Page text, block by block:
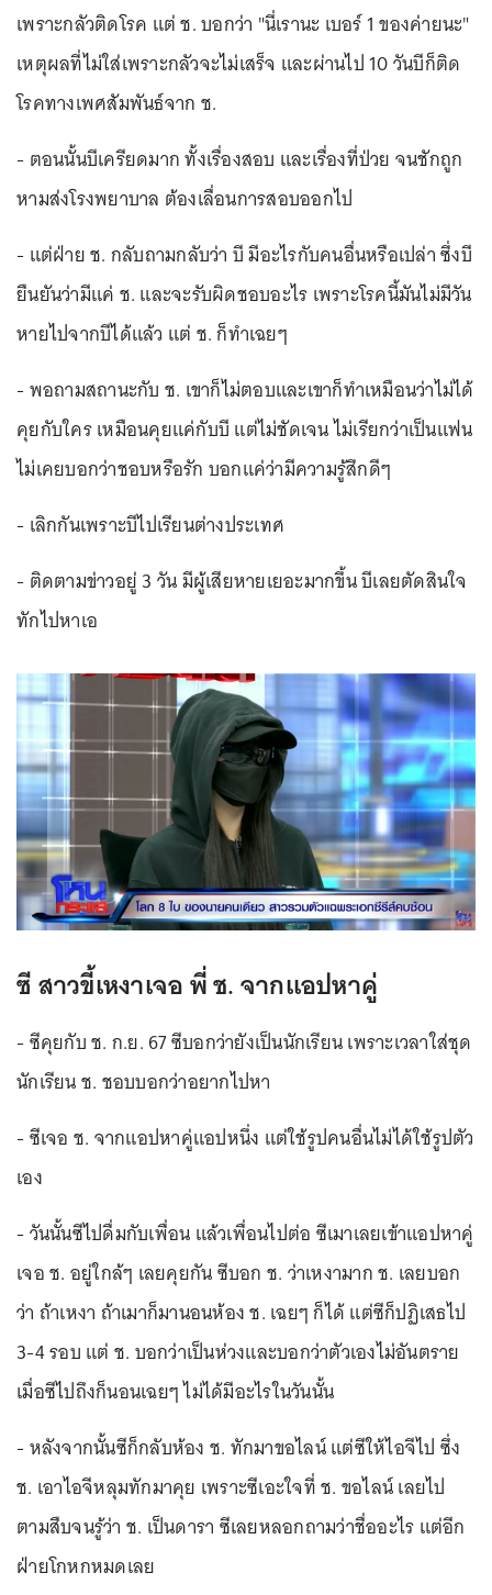
เพราะกลัวติดโรค แต่ ช. บอกว่า "นี่เรานะ เบอร์ 1 ของค่ายนะ"
เหตุผลที่ไม่ใส่เพราะกลัวจะไม่เสร็จ และผ่านไป 10 วันบีก็ติด
โรคทางเพศสัมพันธ์จาก ช.
- ตอนนั้นบีเครียดมาก ทั้งเรื่องสอบ และเรื่องที่ป่วย จนชักถูก
หามส่งโรงพยาบาล ต้องเลื่อนการสอบออกไป
- แต่ฝ่าย ช. กลับถามกลับว่า บี มีอะไรกับคนอื่นหรือเปล่า ซึ่งบี
ยืนยันว่ามีแค่ ช. และจะรับผิดชอบอะไร เพราะโรคนี้มันไม่มีวัน
หายไปจากบีได้แล้ว แต่ ช. ก็ทำเฉยๆ
- พอถามสถานะกับ ช. เขาก็ไม่ตอบและเขาก็ทำเหมือนว่าไม่ได้
คุยกับใคร เหมือนคุยแค่กับบี แต่ไม่ชัดเจน ไม่เรียกว่าเป็นแฟน
ไม่เคยบอกว่าชอบหรือรัก บอกแค่ว่ามีความรู้สึกดีๆ
- เลิกกันเพราะบีไปเรียนต่างประเทศ
- ติดตามข่าวอยู่ 3 วัน มีผู้เสียหายเยอะมากขึ้น บีเลยตัดสินใจ
ทักไปหาเอ
ซี สาวขี้เหงาเจอ พี่ ช. จากแอปหาคู่
- ซีคุยกับ ช. ก.ย. 67 ซีบอกว่ายังเป็นนักเรียน เพราะเวลาใส่ชุด
นักเรียน ช. ชอบบอกว่าอยากไปหา
- ซีเจอ ช. จากแอปหาคู่แอปหนึ่ง แต่ใช้รูปคนอื่นไม่ได้ใช้รูปตัว
เอง
- วันนั้นซีไปดื่มกับเพื่อน แล้วเพื่อนไปต่อ ซีเมาเลยเข้าแอปหาคู่
เจอ ช. อยู่ใกล้ๆ เลยคุยกัน ซีบอก ช. ว่าเหงามาก ช. เลยบอก
ว่า ถ้าเหงา ถ้าเมาก็มานอนห้อง ช. เฉยๆ ก็ได้ แต่ซีก็ปฏิเสธไป
3-4 รอบ แต่ ช. บอกว่าเป็นห่วงและบอกว่าตัวเองไม่อันตราย
เมื่อซีไปถึงก็นอนเฉยๆ ไม่ได้มีอะไรในวันนั้น
- หลังจากนั้นซีก็กลับห้อง ช. ทักมาขอไลน์ แต่ซีให้ไอจีไป ซึ่ง
ช. เอาไอจีหลุมทักมาคุย เพราะซีเอะใจที่ ช. ขอไลน์ เลยไป
ตามสืบจนรู้ว่า ช. เป็นดารา ซีเลยหลอกถามว่าชื่ออะไร แต่อีก
ฝ่ายโกหกหมดเลย